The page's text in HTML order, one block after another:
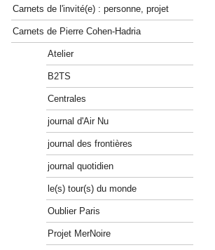
Carnets de l'invité(e) : personne, projet
Carnets de Pierre Cohen-Hadria
Atelier
B2TS
Centrales
journal d'Air Nu
journal des frontières
journal quotidien
le(s) tour(s) du monde
Oublier Paris
Projet MerNoire